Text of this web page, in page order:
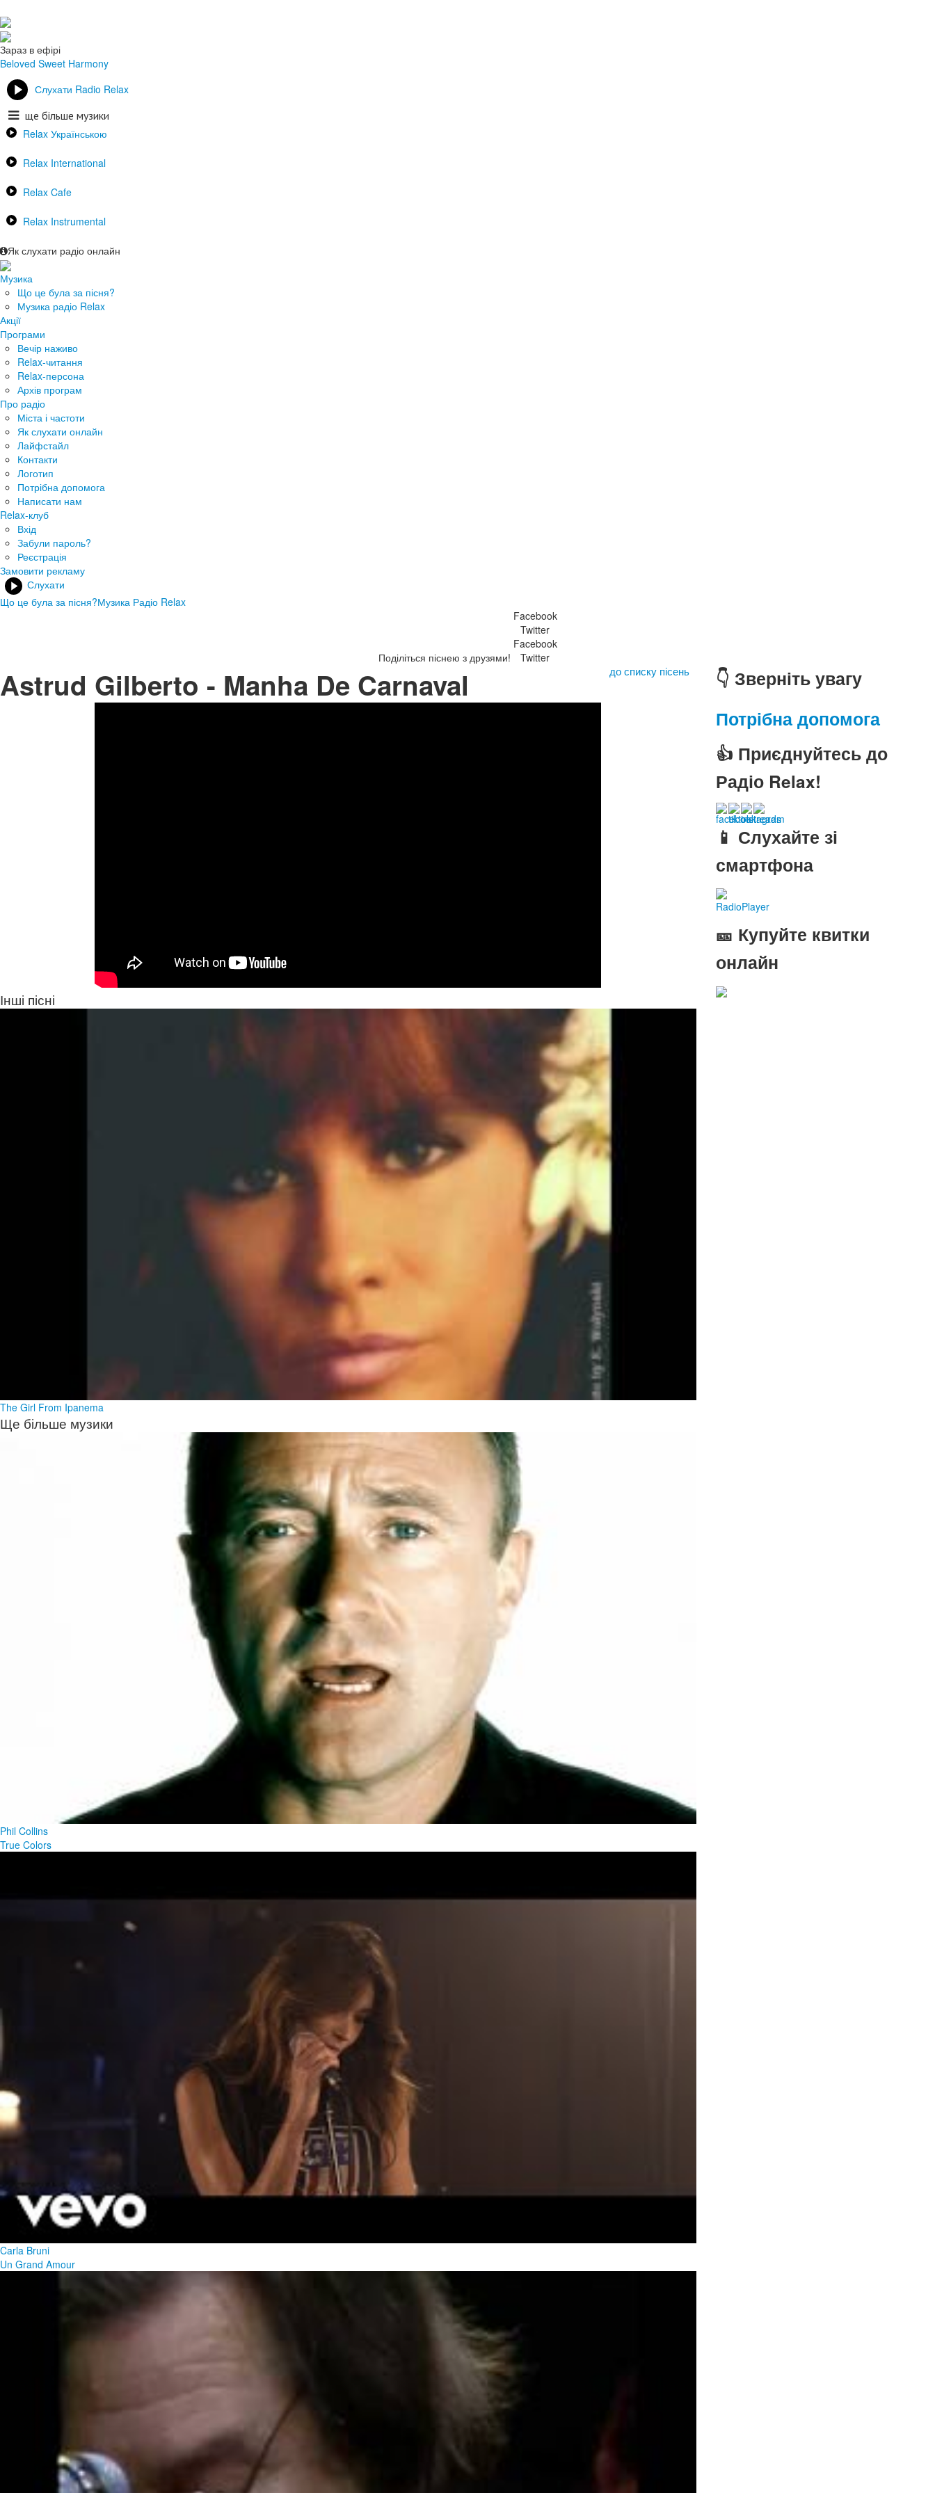
Зараз в ефірі
Beloved Sweet Harmony
Слухати Radio Relax
ще більше музики
Relax Українською
Relax International
Relax Cafe
Relax Instrumental
Як слухати радіо онлайн
Музика
Що це була за пісня?
Музика радіо Relax
Акції
Програми
Вечір наживо
Relax-читання
Relax-персона
Архів програм
Про радіо
Міста і частоти
Як слухати онлайн
Лайфстайл
Контакти
Логотип
Потрібна допомога
Написати нам
Relax-клуб
Вхід
Забули пароль?
Реєстрація
Замовити рекламу
Слухати
Що це була за пісня?Музика Радіо Relax
Поділіться піснею з друзями!
Facebook
Twitter
Facebook
Twitter
Astrud Gilberto - Manha De Carnaval до списку пісень
Інші пісні
The Girl From Ipanema
Ще більше музики
Phil Collins
True Colors
Carla Bruni
Un Grand Amour
👇 Зверніть увагу
Потрібна допомога
👍 Приєднуйтесь до
Радіо Relax!
📱 Слухайте зі
смартфона
RadioPlayer
🎫 Купуйте квитки
онлайн